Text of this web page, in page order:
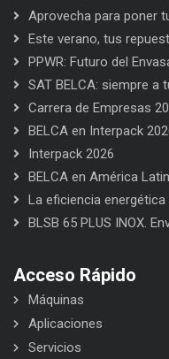
Aprovecha para poner
Este verano, tus
PPWR: Futuro del
SAT BELCA: siempre a
Carrera de Empresas
BELCA en Interpack
Interpack 2026
BELCA en América
La eficiencia
BLSB 65 PLUS INOX.
Acceso Rápido
Máquinas
Aplicaciones
Servicios